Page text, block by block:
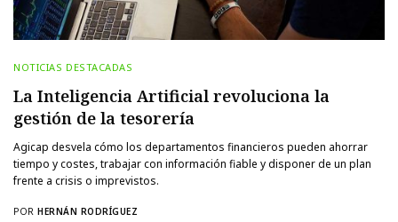
NOTICIAS DESTACADAS
La Inteligencia Artificial revoluciona la
gestión de la tesorería
Agicap desvela cómo los departamentos financieros pueden ahorrar
tiempo y costes, trabajar con información fiable y disponer de un plan
frente a crisis o imprevistos.
POR HERNÁN RODRÍGUEZ